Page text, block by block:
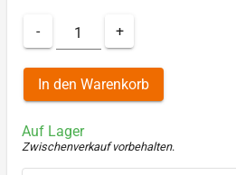
- +
In den Warenkorb
Auf Lager
Zwischenverkauf vorbehalten.